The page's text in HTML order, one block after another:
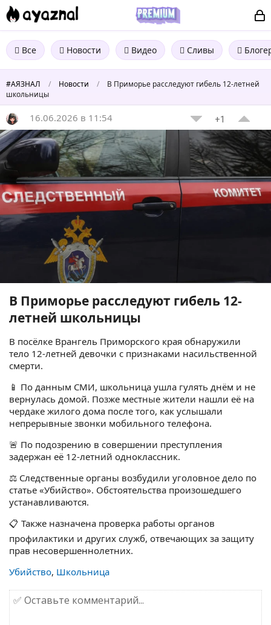
Все Новости Видео Сливы
#АЯЗНАЛ / Новости /
В Приморье расследуют гибель 12-летней
школьницы
16.06.2026 в 11:54 +1
В Приморье расследуют гибель 12-
летней школьницы
В посёлке Врангель Приморского края обнаружили
тело 12-летней девочки с признаками насильственной
смерти.
📱 По данным СМИ, школьница ушла гулять днём и не
вернулась домой. Позже местные жители нашли её на
чердаке жилого дома после того, как услышали
непрерывные звонки мобильного телефона.
🚨 По подозрению в совершении преступления
задержан её 12-летний одноклассник.
⚖️ Следственные органы возбудили уголовное дело по
статье «Убийство». Обстоятельства произошедшего
устанавливаются.
📋 Также назначена проверка работы органов
профилактики и других служб, отвечающих за защиту
прав несовершеннолетних.
Убийство, Школьница